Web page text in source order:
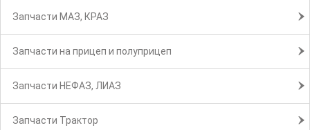
Запчасти МАЗ, КРАЗ
Запчасти на прицеп и полуприцеп
Запчасти НЕФАЗ, ЛИАЗ
Запчасти Трактор